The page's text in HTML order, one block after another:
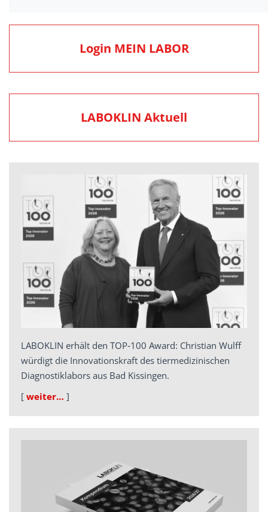
Login MEIN LABOR
LABOKLIN Aktuell
LABOKLIN erhält den TOP‑100 Award: Christian Wulff
würdigt die Innovationskraft des tiermedizinischen
Diagnostiklabors aus Bad Kissingen.
[ weiter… ]